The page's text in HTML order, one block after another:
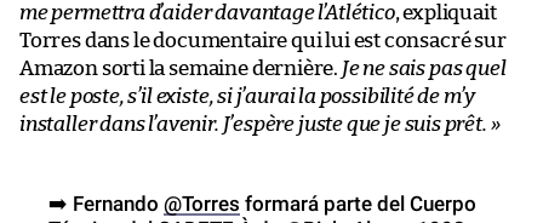
me permettra d’aider davantage l’Atlético, expliquait
Torres dans le documentaire qui lui est consacré sur
Amazon sorti la semaine dernière. Je ne sais pas quel
est le poste, s’il existe, si j’aurai la possibilité de m’y
installer dans l’avenir. J’espère juste que je suis prêt. »
➡️ Fernando @Torres formará parte del Cuerpo